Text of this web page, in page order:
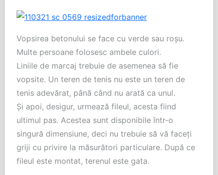
Vopsirea betonului se face cu verde sau roşu.
Multe persoane folosesc ambele culori.
Liniile de marcaj trebuie de asemenea să fie
vopsite. Un teren de tenis nu este un teren de
tenis adevărat, până când nu arată ca unul.
Şi apoi, desigur, urmează fileul, acesta fiind
ultimul pas. Acestea sunt disponibile într-o
singură dimensiune, deci nu trebuie să vă faceţi
griji cu privire la măsurători particulare. După ce
fileul este montat, terenul este gata.